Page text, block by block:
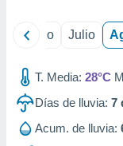
1199
Junio Julio
T. Media: 28°C
Días de lluvia: 7
Acum. de lluvia: